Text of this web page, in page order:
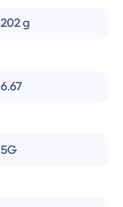
202 g
6.67
5G